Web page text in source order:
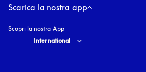
Scarica la nostra app
Scopri la nostra App
Select country and language
International